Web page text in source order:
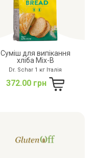
Суміш для випікання
хліба Mix-B
Dr. Schar 1 кг Італія
372.00 грн